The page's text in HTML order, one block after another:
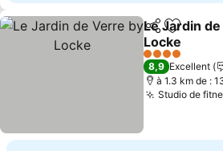
PartagerAjouter
Le Jardin
Locke
4 Étoiles
8,9 Excellent
à 1.3 km de :
Studio de